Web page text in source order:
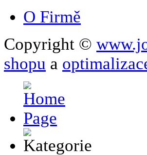
O Firmě
Copyright ©
shopu a